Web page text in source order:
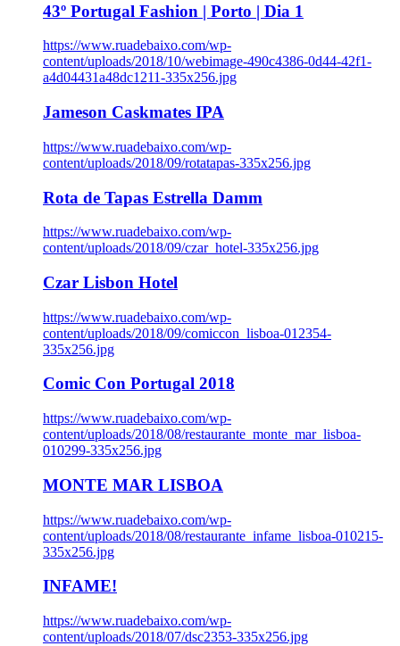
43º Portugal Fashion | Porto | Dia 1
https://www.ruadebaixo.com/wp-
content/uploads/2018/10/webimage-490c4386-0d44-42f1-
a4d04431a48dc1211-335x256.jpg
Jameson Caskmates IPA
https://www.ruadebaixo.com/wp-
content/uploads/2018/09/rotatapas-335x256.jpg
Rota de Tapas Estrella Damm
https://www.ruadebaixo.com/wp-
content/uploads/2018/09/czar_hotel-335x256.jpg
Czar Lisbon Hotel
https://www.ruadebaixo.com/wp-
content/uploads/2018/09/comiccon_lisboa-012354-
335x256.jpg
Comic Con Portugal 2018
https://www.ruadebaixo.com/wp-
content/uploads/2018/08/restaurante_monte_mar_lisboa-
010299-335x256.jpg
MONTE MAR LISBOA
https://www.ruadebaixo.com/wp-
content/uploads/2018/08/restaurante_infame_lisboa-010215-
335x256.jpg
INFAME!
https://www.ruadebaixo.com/wp-
content/uploads/2018/07/dsc2353-335x256.jpg